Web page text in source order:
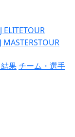
果チーム・選手